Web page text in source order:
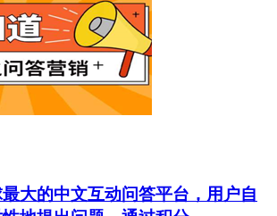
大的中文互动问答平台，用户自